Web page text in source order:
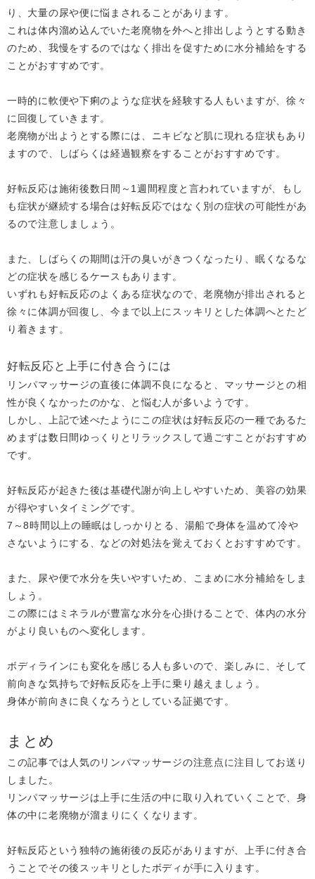
り、大量の尿や便に悩まされることがあります。
これは体内溜め込んでいた老廃物を外へと排出しようとする動き
のため、我慢をするのではなく排出を促すために水分補給をする
ことがおすすめです。
一時的に軟便や下痢のような症状を経験する人もいますが、徐々
に回復していきます。
老廃物が出ようとする際には、ニキビなど肌に現れる症状もあり
ますので、しばらくは経過観察をすることがおすすめです。
好転反応は施術後数日間～1週間程度と言われていますが、もし
も症状が継続する場合は好転反応ではなく別の症状の可能性があ
るので注意しましょう。
また、しばらくの期間は汗の臭いがきつくなったり、眠くなるな
どの症状を感じるケースもあります。
いずれも好転反応のよくある症状なので、老廃物が排出されると
徐々に体調が回復し、今まで以上にスッキリとした体調へとたど
り着きます。
好転反応と上手に付き合うには
リンパマッサージの直後に体調不良になると、マッサージとの相
性が良くなかったのかな、と悩む人が多いようです。
しかし、上記で述べたようにこの症状は好転反応の一種であるた
めまずは数日間ゆっくりとリラックスして過ごすことがおすすめ
です。
好転反応が起きた後は基礎代謝が向上しやすいため、美容の効果
が得やすいタイミングです。
7～8時間以上の睡眠はしっかりとる、湯船で身体を温めて冷や
さないようにする、などの対処法を覚えておくとおすすめです。
また、尿や便で水分を失いやすいため、こまめに水分補給をしま
しょう。
この際にはミネラルが豊富な水分を心掛けることで、体内の水分
がより良いものへ変化します。
ボディラインにも変化を感じる人も多いので、楽しみに、そして
前向きな気持ちで好転反応を上手に乗り越えましょう。
身体が前向きに良くなろうとしている証拠です。
まとめ
この記事では人気のリンパマッサージの注意点に注目してお送り
しました。
リンパマッサージは上手に生活の中に取り入れていくことで、身
体の中に老廃物が溜まりにくくなります。
好転反応という独特の施術後の反応がありますが、上手に付き合
うことでその後スッキリとしたボディが手に入ります。